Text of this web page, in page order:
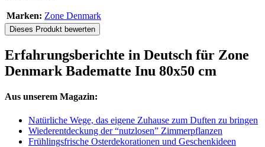
Marken: Zone Denmark
Dieses Produkt bewerten
Erfahrungsberichte in Deutsch für Zone
Denmark Badematte Inu 80x50 cm
Aus unserem Magazin:
Natürliche Wege, das eigene Zuhause zum Duften zu bringen
Wiederentdeckung der “nutzlosen” Zimmerpflanzen
Frühlingsfrische Osterdekorationen und Geschenkideen